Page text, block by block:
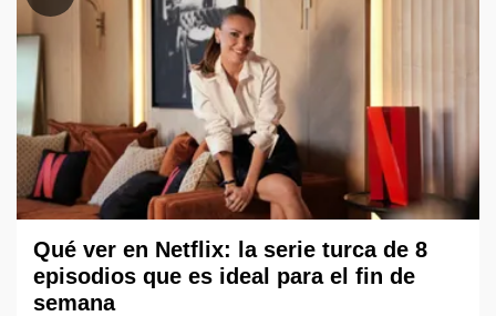
Qué ver en Netflix: la serie turca de 8
episodios que es ideal para el fin de
semana